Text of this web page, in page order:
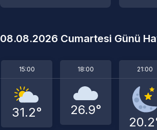
08.08.2026 Cumartesi Günü
15:00
31.2°
18:00
26.9°
21:00